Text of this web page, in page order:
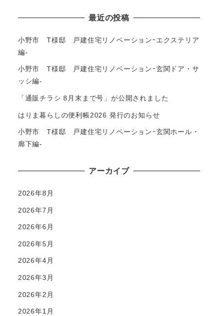
最近の投稿
小野市 T様邸 戸建住宅リノベーションｰエクステリア
編-
小野市 T様邸 戸建住宅リノベーションｰ玄関ドア・サ
ッシ編-
「通販チラシ 8月末まで号」が公開されました
はりま暮らしの便利帳2026 発行のお知らせ
小野市 T様邸 戸建住宅リノベーションｰ玄関ホール・
廊下編-
アーカイブ
2026年8月
2026年7月
2026年6月
2026年5月
2026年4月
2026年3月
2026年2月
2026年1月